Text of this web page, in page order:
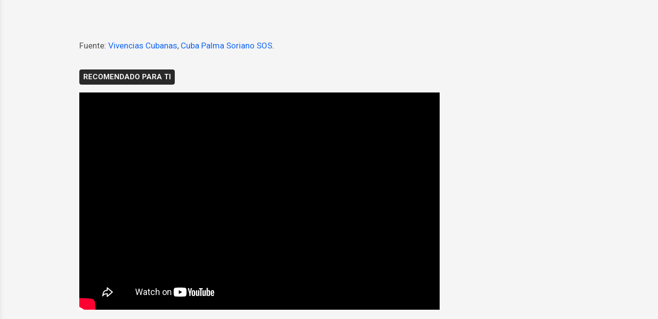
Fuente: Vivencias Cubanas, Cuba Palma Soriano SOS.
RECOMENDADO PARA TI